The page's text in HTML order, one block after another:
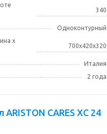
340
Одноконтурный
х
700х420х320
Италия
2 года
CARES XС 24